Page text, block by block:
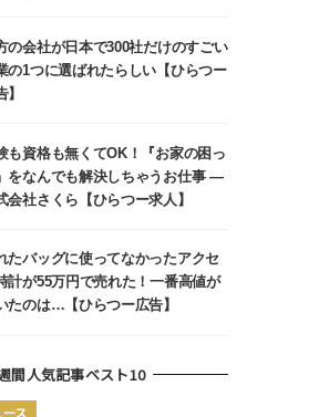
の会社が日本で300社だけのすごい
の1つに選ばれたらしい【ひらつー
】
も資格も無くてOK！『お家の困っ
をなんでも解決しちゃうお仕事 ―
会社さくら【ひらつー求人】
たバッグに使ってなかったアクセ
計が55万円で売れた！一番高値が
たのは…【ひらつー広告】
間人気記事ベスト10
ス